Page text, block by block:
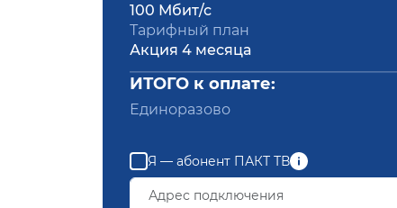
100 Мбит/с
Тарифный план
Акция 4 месяца
ИТОГО к оплате:
Единоразово
Я — абонент ПАКТ ТВ